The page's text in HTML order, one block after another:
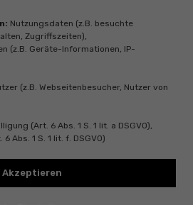
Nutzungsdaten (z.B. besuchte
Zugriffszeiten),
(z.B. Geräte-Informationen, IP-
(z.B. Webseitenbesucher, Nutzer von
(Art. 6 Abs. 1 S. 1 lit. a DSGVO),
Abs. 1 S. 1 lit. f. DSGVO)
Akzeptieren